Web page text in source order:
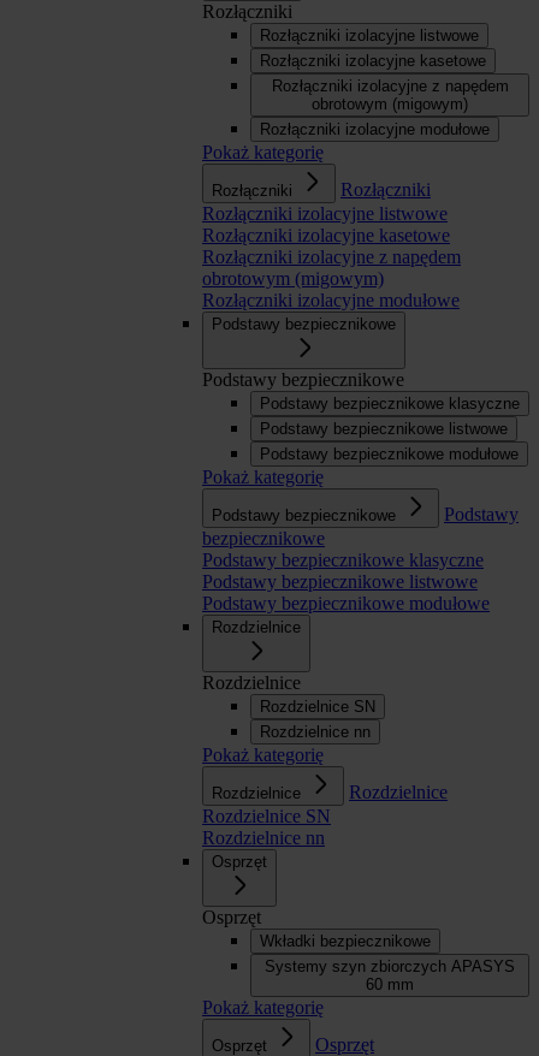
Rozłączniki
Rozłączniki izolacyjne listwowe
Rozłączniki izolacyjne kasetowe
Rozłączniki izolacyjne z napędem
obrotowym (migowym)
Rozłączniki izolacyjne modułowe
Pokaż kategorię
Rozłączniki
Rozłączniki
Rozłączniki izolacyjne listwowe
Rozłączniki izolacyjne kasetowe
Rozłączniki izolacyjne z napędem
obrotowym (migowym)
Rozłączniki izolacyjne modułowe
Podstawy bezpiecznikowe
Podstawy bezpiecznikowe
Podstawy bezpiecznikowe klasyczne
Podstawy bezpiecznikowe listwowe
Podstawy bezpiecznikowe modułowe
Pokaż kategorię
Podstawy bezpiecznikowe
Podstawy
bezpiecznikowe
Podstawy bezpiecznikowe klasyczne
Podstawy bezpiecznikowe listwowe
Podstawy bezpiecznikowe modułowe
Rozdzielnice
Rozdzielnice
Rozdzielnice SN
Rozdzielnice nn
Pokaż kategorię
Rozdzielnice
Rozdzielnice
Rozdzielnice SN
Rozdzielnice nn
Osprzęt
Osprzęt
Wkładki bezpiecznikowe
Systemy szyn zbiorczych APASYS
60 mm
Pokaż kategorię
Osprzęt
Osprzęt